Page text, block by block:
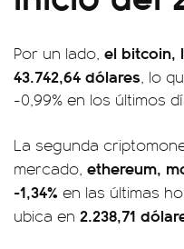
Por un lado, el bitcoin,
43.742,64 dólares, lo
-0,99% en los últimos
La segunda
mercado, ethereum,
-1,34% en las últimas
ubica en 2.238,71